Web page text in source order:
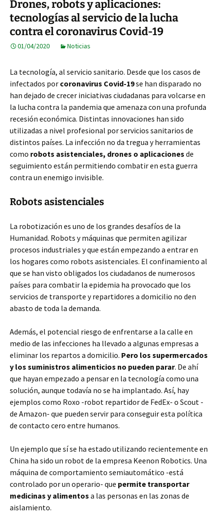
Drones, robots y aplicaciones:
tecnologías al servicio de la lucha
contra el coronavirus Covid-19
01/04/2020 Noticias
La tecnología, al servicio sanitario. Desde que los casos de
infectados por coronavirus Covid-19se han disparado no
han dejado de crecer iniciativas ciudadanas para volcarse en
la lucha contra la pandemia que amenaza con una profunda
recesión económica. Distintas innovaciones han sido
utilizadas a nivel profesional por servicios sanitarios de
distintos países. La infección no da tregua y herramientas
como robots asistenciales, drones o aplicaciones de
seguimiento están permitiendo combatir en esta guerra
contra un enemigo invisible.
Robots asistenciales
La robotización es uno de los grandes desafíos de la
Humanidad. Robots y máquinas que permiten agilizar
procesos industriales y que están empezando a entrar en
los hogares como robots asistenciales. El confinamiento al
que se han visto obligados los ciudadanos de numerosos
países para combatir la epidemia ha provocado que los
servicios de transporte y repartidores a domicilio no den
abasto de toda la demanda.
Además, el potencial riesgo de enfrentarse a la calle en
medio de las infecciones ha llevado a algunas empresas a
eliminar los repartos a domicilio. Pero los supermercados
y los suministros alimenticios no pueden parar. De ahí
que hayan empezado a pensar en la tecnología como una
solución, aunque todavía no se ha implantado. Así, hay
ejemplos como Roxo -robot repartidor de FedEx- o Scout -
de Amazon- que pueden servir para conseguir esta política
de contacto cero entre humanos.
Un ejemplo que sí se ha estado utilizando recientemente en
China ha sido un robot de la empresa Keenon Robotics. Una
máquina de comportamiento semiautomático -está
controlado por un operario- que permite transportar
medicinas y alimentos a las personas en las zonas de
aislamiento.